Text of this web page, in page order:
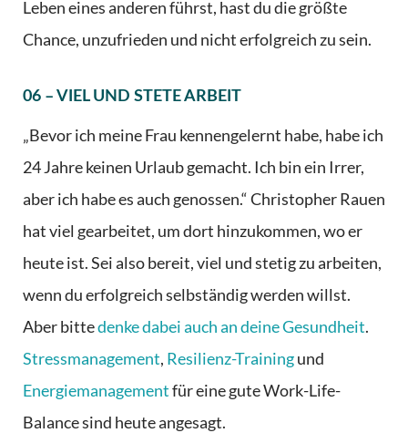
Leben eines anderen führst, hast du die größte
Chance, unzufrieden und nicht erfolgreich zu sein.
06 – VIEL UND STETE ARBEIT
„Bevor ich meine Frau kennengelernt habe, habe ich
24 Jahre keinen Urlaub gemacht. Ich bin ein Irrer,
aber ich habe es auch genossen.“ Christopher Rauen
hat viel gearbeitet, um dort hinzukommen, wo er
heute ist. Sei also bereit, viel und stetig zu arbeiten,
wenn du erfolgreich selbständig werden willst.
Aber bittedenke dabei auch an deine Gesundheit.
Stressmanagement, Resilienz-Trainingund
Energiemanagementfür eine gute Work-Life-
Balance sind heute angesagt.